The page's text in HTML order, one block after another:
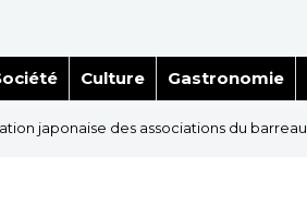
Culture Gastronomie
japonaise des associations du barreau